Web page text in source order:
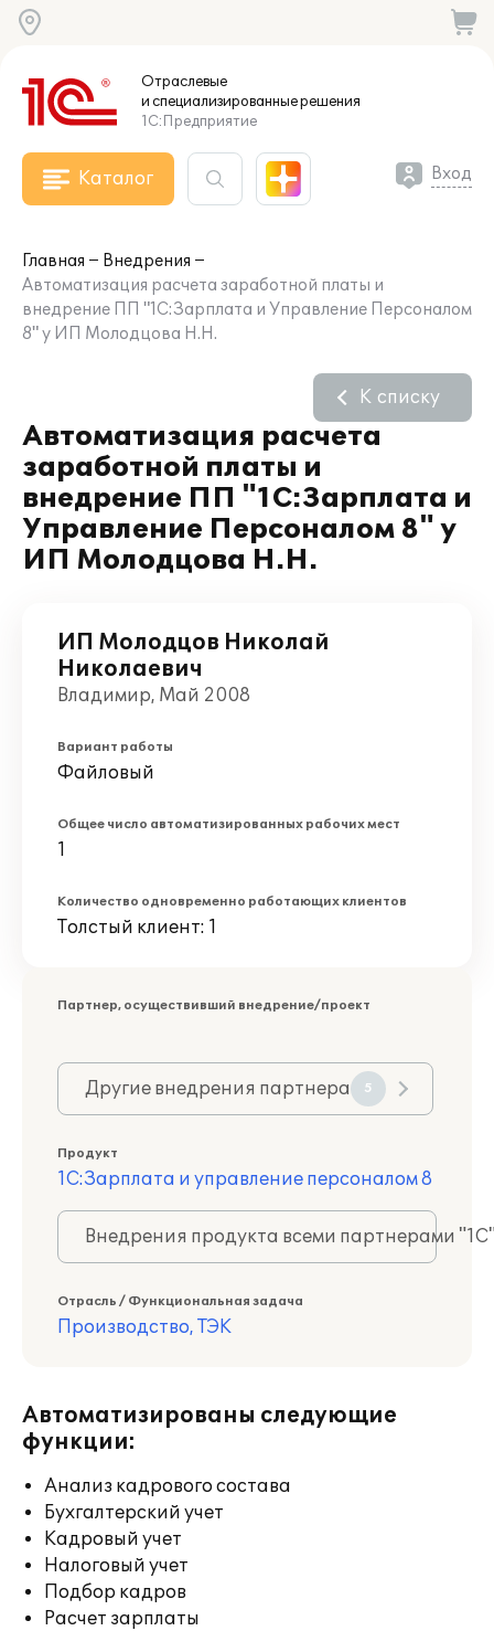
Отраслевые
и специализированныерешения
1С:Предприятие
Каталог Вход
Главная
Внедрения
Автоматизация расчета заработной платы и
внедрение ПП "1С:Зарплата и Управление Персоналом
8" у ИП Молодцова Н.Н.
Автоматизация расчета
заработной платы и
внедрение ПП "1С:Зарплата и
Управление Персоналом 8" у
ИП Молодцова Н.Н.
К списку
ИП Молодцов Николай
Николаевич
Владимир, Май 2008
Вариант работы
Файловый
Общее число автоматизированных рабочих мест
1
Количество одновременно работающих клиентов
Толстый клиент: 1
Партнер, осуществивший внедрение/проект
Другие внедрения партнера 5
Продукт
1С:Зарплата и управление персоналом 8
Внедрения продукта всеми партнерами
Отрасль / Функциональная задача
Производство, ТЭК
Автоматизированы следующие
функции:
Анализ кадрового состава
Бухгалтерский учет
Кадровый учет
Налоговый учет
Подбор кадров
Расчет зарплаты